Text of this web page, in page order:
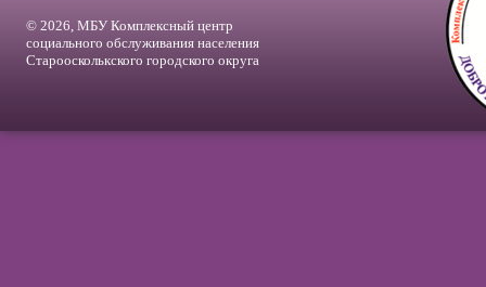
© 2026, МБУ Комплексный центр
социального обслуживания населения
Староосколькского городского округа